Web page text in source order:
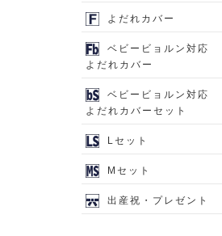
よだれカバー
ベビービョルン対応
よだれカバー
ベビービョルン対応
よだれカバーセット
Lセット
Mセット
出産祝・プレゼント